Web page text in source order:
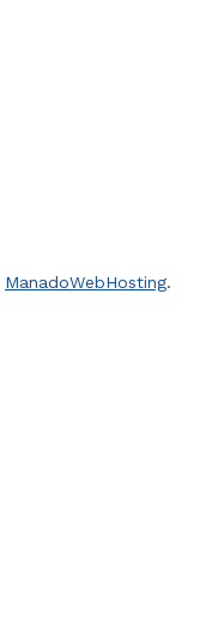
ManadoWebHosting.